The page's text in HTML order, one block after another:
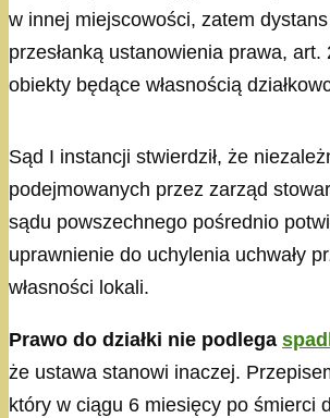
w innej miejscowości, zatem
przesłanką ustanowienia prawa,
obiekty będące własnością
Sąd I instancji stwierdził, że
podejmowanych przez zarząd
sądu powszechnego pośrednio
uprawnienie do uchylenia uchwały
własności lokali.
Prawo do działki nie podlega
że ustawa stanowi inaczej.
który w ciągu 6 miesięcy po śmierci